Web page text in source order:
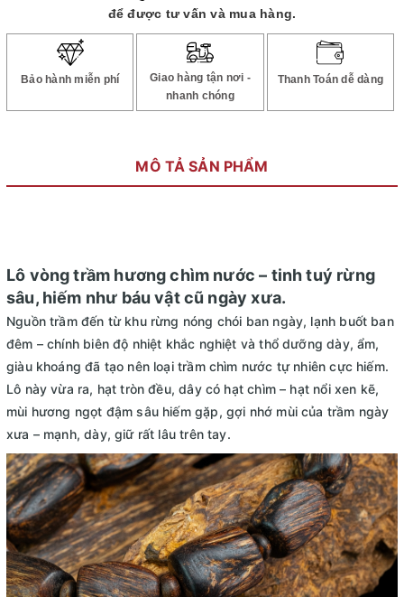
để được tư vấn và mua hàng.
Bảo hành miễn phí
Giao hàng tận nơi -
nhanh chóng
Thanh Toán dễ dàng
MÔ TẢ SẢN PHẨM
Lô vòng trầm hương chìm nước – tinh tuý rừng
sâu, hiếm như báu vật cũ ngày xưa.
Nguồn trầm đến từ khu rừng nóng chói ban ngày, lạnh buốt ban
đêm – chính biên độ nhiệt khắc nghiệt và thổ dưỡng dày, ẩm,
giàu khoáng đã tạo nên loại trầm chìm nước tự nhiên cực hiếm.
Lô này vừa ra, hạt tròn đều, dây có hạt chìm – hạt nổi xen kẽ,
mùi hương ngọt đậm sâu hiếm gặp, gợi nhớ mùi của trầm ngày
xưa – mạnh, dày, giữ rất lâu trên tay.